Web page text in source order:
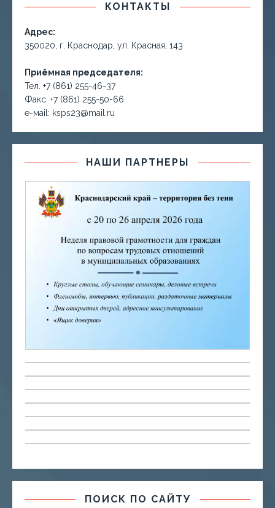
КОНТАКТЫ
Адрес:
350020, г. Краснодар, ул. Красная, 143
Приёмная председателя:
Тел. +7 (861) 255-46-37
Факс. +7 (861) 255-50-66
е-маil: ksps23@mail.ru
НАШИ ПАРТНЕРЫ
ПОИСК ПО САЙТУ